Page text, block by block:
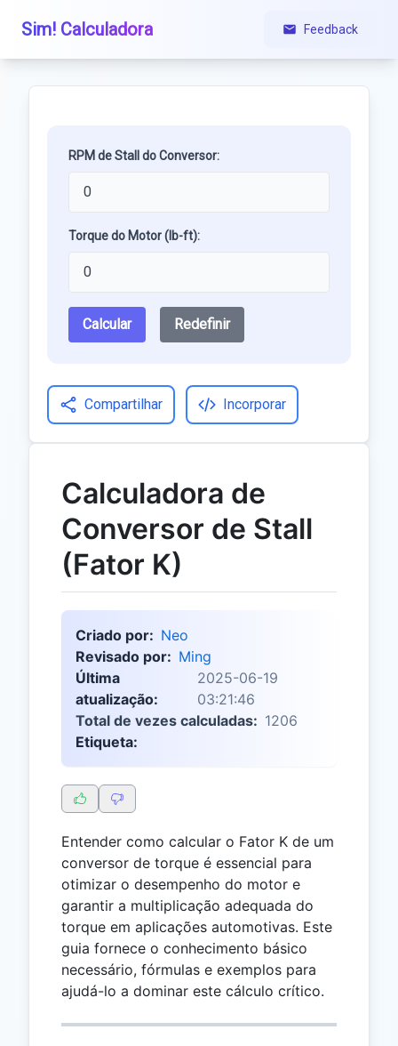
Sim! Calculadora Feedback
RPM de Stall do Conversor:
Torque do Motor (lb-ft):
Calcular Redefinir
Compartilhar Incorporar
Calculadora de
Conversor de Stall
(Fator K)
Criado por: Neo
Revisado por: Ming
Última
atualização:
2025-06-19
03:21:46
Total de vezes calculadas: 1206
Etiqueta:
Entender como calcular o Fator K de um
conversor de torque é essencial para
otimizar o desempenho do motor e
garantir a multiplicação adequada do
torque em aplicações automotivas. Este
guia fornece o conhecimento básico
necessário, fórmulas e exemplos para
ajudá-lo a dominar este cálculo crítico.